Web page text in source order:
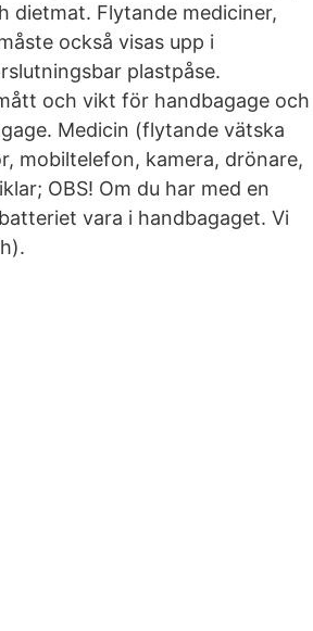
dietmat. Flytande mediciner,
också visas upp i
plastpåse.
och vikt för handbagage och
Medicin (flytande vätska
mobiltelefon, kamera, drönare,
OBS! Om du har med en
vara i handbagaget. Vi